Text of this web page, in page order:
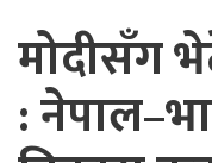
मोदीसँग
: